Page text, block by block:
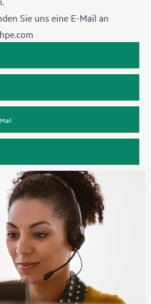
Service
Service
Sie uns eine E-Mail an